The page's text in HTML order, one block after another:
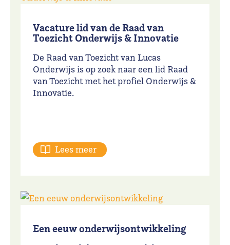
Vacature lid van de Raad van
Toezicht Onderwijs & Innovatie
De Raad van Toezicht van Lucas
Onderwijs is op zoek naar een lid Raad
van Toezicht met het profiel Onderwijs &
Innovatie.
Lees meer
Een eeuw onderwijsontwikkeling